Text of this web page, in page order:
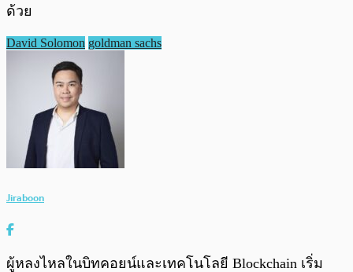
ด้วย
David Solomon goldman sachs
Jiraboon
ผู้หลงไหลในบิทคอยน์และเทคโนโลยี Blockchain เริ่ม